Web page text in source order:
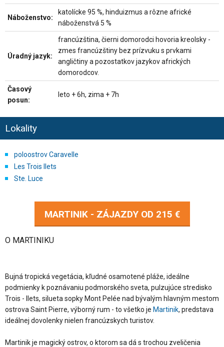
Náboženstvo:
katolícke 95 %, hinduizmus a rôzne africké
náboženstvá 5 %
Úradný jazyk:
francúzština, čierni domorodci hovoria kreolsky -
zmes francúzštiny bez prízvuku s prvkami
angličtiny a pozostatkov jazykov afrických
domorodcov.
Časový
posun:
leto + 6h, zima + 7h
Lokality
poloostrov Caravelle
Les Trois Ilets
Ste. Luce
MARTINIK - ZÁJAZDY OD 215 €
O MARTINIKU
Bujná tropická vegetácia, kľudné osamotené pláže, ideálne
podmienky k poznávaniu podmorského sveta, pulzujúce stredisko
Trois - Ilets, silueta sopky Mont Pelée nad bývalým hlavným mestom
ostrova Saint Pierre, výborný rum - to všetko je Martinik, predstava
ideálnej dovolenky nielen francúzskych turistov.
Martinik je magický ostrov, o ktorom sa dá s trochou zveličenia